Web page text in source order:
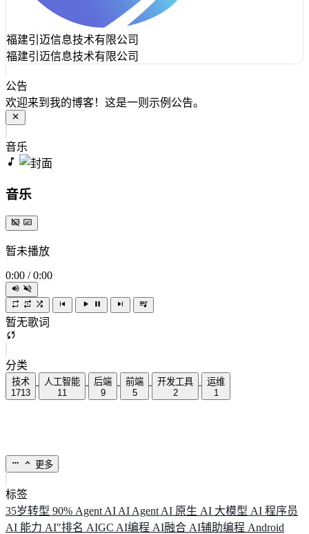
福建引迈信息技术有限公司
福建引迈信息技术有限公司
公告
欢迎来到我的博客！这是一则示例公告。
音乐
音乐
暂未播放
0:00 / 0:00
暂无歌词
分类
技术
1713
人工智能
11
后端
9
前端
5
开发工具
2
运维
1
更多
标签
35岁转型 90% Agent AI AI Agent AI 原生 AI 大模型 AI 程序员
AI 能力 AI"排名 AIGC AI编程 AI融合 AI辅助编程 Android